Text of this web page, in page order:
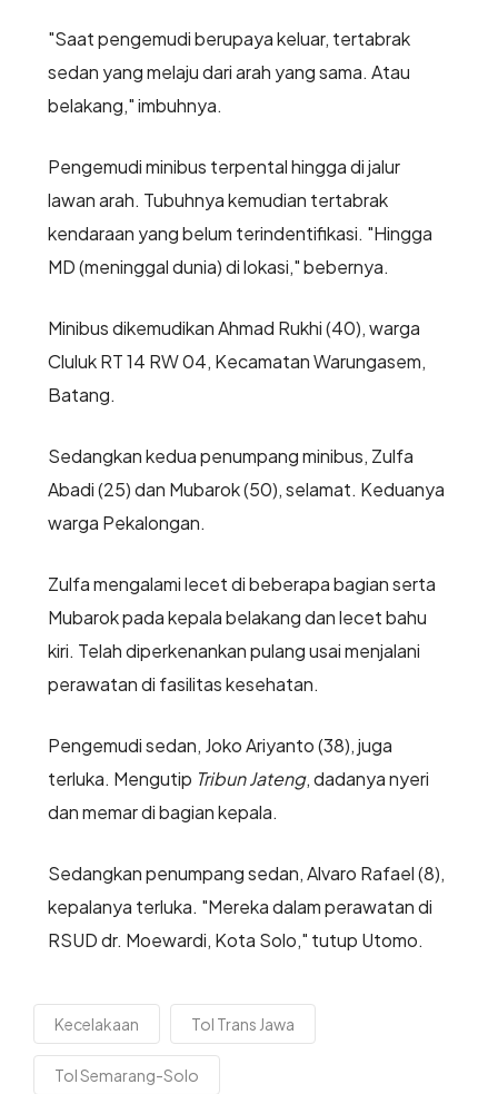
"Saat pengemudi berupaya keluar, tertabrak
sedan yang melaju dari arah yang sama. Atau
belakang," imbuhnya.
Pengemudi minibus terpental hingga di jalur
lawan arah. Tubuhnya kemudian tertabrak
kendaraan yang belum terindentifikasi. "Hingga
MD (meninggal dunia) di lokasi," bebernya.
Minibus dikemudikan Ahmad Rukhi (40), warga
Cluluk RT 14 RW 04, Kecamatan Warungasem,
Batang.
Sedangkan kedua penumpang minibus, Zulfa
Abadi (25) dan Mubarok (50), selamat. Keduanya
warga Pekalongan.
Zulfa mengalami lecet di beberapa bagian serta
Mubarok pada kepala belakang dan lecet bahu
kiri. Telah diperkenankan pulang usai menjalani
perawatan di fasilitas kesehatan.
Pengemudi sedan, Joko Ariyanto (38), juga
terluka. Mengutip Tribun Jateng, dadanya nyeri
dan memar di bagian kepala.
Sedangkan penumpang sedan, Alvaro Rafael (8),
kepalanya terluka. "Mereka dalam perawatan di
RSUD dr. Moewardi, Kota Solo," tutup Utomo.
Kecelakaan Tol Trans Jawa
Tol Semarang-Solo